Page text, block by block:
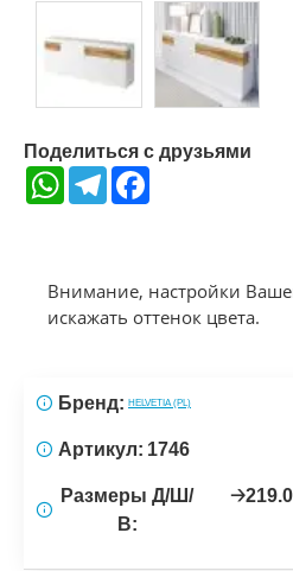
Поделиться с друзьями
WhatsAppTelegram
Внимание, настройки
искажать оттенок цвета.
Бренд: HELVETIA (PL)
Артикул: 1746
Размеры Д/Ш/
В: